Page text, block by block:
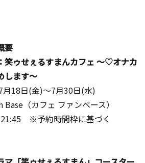
要
笑ゥせぇるすまんカフェ ～♡オナカ
します～
18日(金)～7月30日(水)
（カフェ ファンベース）
※予約時間枠に基づく